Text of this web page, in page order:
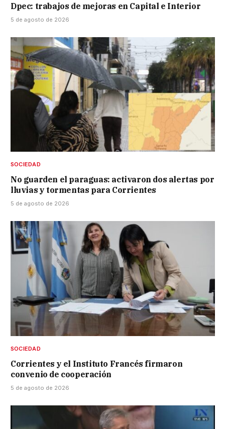
Dpec: trabajos de mejoras en Capital e Interior
5 de agosto de 2026
SOCIEDAD
No guarden el paraguas: activaron dos alertas por
lluvias y tormentas para Corrientes
5 de agosto de 2026
SOCIEDAD
Corrientes y el Instituto Francés firmaron
convenio de cooperación
5 de agosto de 2026